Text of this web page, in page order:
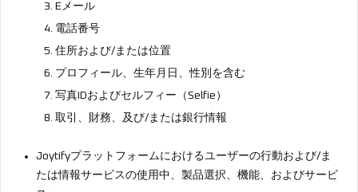
Eメール
電話番号
住所および/または位置
プロフィール、生年月日、性別を含む
写真IDおよびセルフィー（Selfie）
取引、財務、及び/または銀行情報
Joytifyプラットフォームにおけるユーザーの行動および/ま
たは情報サービスの使用中、製品選択、機能、およびサービ